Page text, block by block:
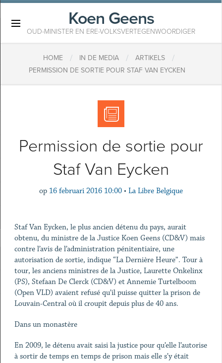
Koen Geens
OUD-MINISTER EN ERE-VOLKSVERTEGENWOORDIGER
HOME / IN DE MEDIA / ARTIKELS /
PERMISSION DE SORTIE POUR STAF VAN EYCKEN
Permission de sortie pour
Staf Van Eycken
op 16 februari 2016 10:00 • La Libre Belgique
Staf Van Eycken, le plus ancien détenu du pays, aurait
obtenu, du ministre de la Justice Koen Geens (CD&V) mais
contre l’avis de l’administration pénitentiaire, une
autorisation de sortie, indique “La Dernière Heure”. Tour à
tour, les anciens ministres de la Justice, Laurette Onkelinx
(PS), Stefaan De Clerck (CD&V) et Annemie Turtelboom
(Open VLD) avaient refusé qu’il puisse quitter la prison de
Louvain-Central où il croupit depuis plus de 40 ans.
Dans un monastère
En 2009, le détenu avait saisi la justice pour qu’elle l’autorise
à sortir de temps en temps de prison mais elle s’y était